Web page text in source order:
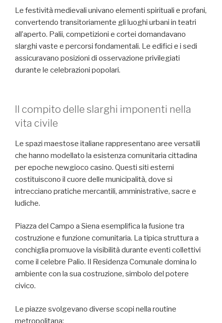
Le festività medievali univano elementi spirituali e profani,
convertendo transitoriamente gli luoghi urbani in teatri
all’aperto. Palii, competizioni e cortei domandavano
slarghi vaste e percorsi fondamentali. Le edifici e i sedi
assicuravano posizioni di osservazione privilegiati
durante le celebrazioni popolari.
Il compito delle slarghi imponenti nella
vita civile
Le spazi maestose italiane rappresentano aree versatili
che hanno modellato la esistenza comunitaria cittadina
per epoche newgioco casino. Questi siti esterni
costituiscono il cuore delle municipalità, dove si
intrecciano pratiche mercantili, amministrative, sacre e
ludiche.
Piazza del Campo a Siena esemplifica la fusione tra
costruzione e funzione comunitaria. La tipica struttura a
conchiglia promuove la visibilità durante eventi collettivi
come il celebre Palio. Il Residenza Comunale domina lo
ambiente con la sua costruzione, simbolo del potere
civico.
Le piazze svolgevano diverse scopi nella routine
metropolitana: